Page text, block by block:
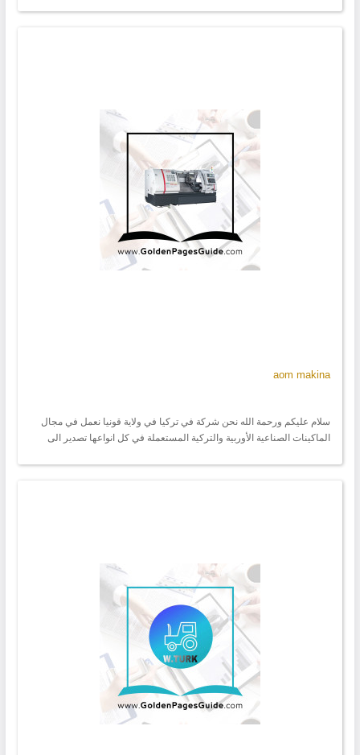
aom makina
سلام عليكم ورحمة الله نحن شركة في تركيا في ولاية قونيا نعمل في مجال
الماكينات الصناعية الأوربية والتركية المستعملة في كل انواعها تصدير الى